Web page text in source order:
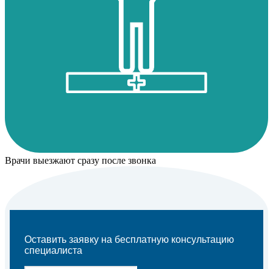
Врачи выезжают сразу после звонка
Оставить заявку на бесплатную консультацию
специалиста